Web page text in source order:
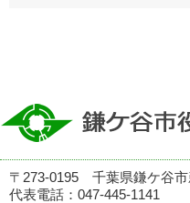
〒273-0195 千葉県鎌ケ谷
代表電話：047-445-1141